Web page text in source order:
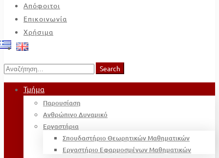
Απόφοιτοι
Επικοινωνία
Χρήσιμα
Search
for:
Search
Τμήμα
Παρουσίαση
Ανθρώπινο Δυναμικό
Εργαστήρια
Σπουδαστήριο Θεωρητικών Μαθηματικών
Εργαστήριο Εφαρμοσμένων Μαθηματικών